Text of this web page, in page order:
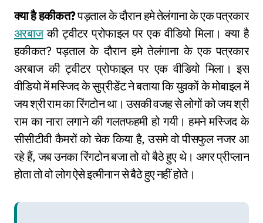
क्या है हकीकत?पड़ताल के दौरान हमे तेलंगाना के एक पत्रकार
अरबाजकी ट्वीटर प्रोफाइल पर एक वीडियो मिला। क्या है
हकीकत? पड़ताल के दौरान हमे तेलंगाना के एक पत्रकार
अरबाज की ट्वीटर प्रोफाइल पर एक वीडियो मिला। इस
वीडियो में मस्जिद के सुप्रीडेंट ने बताया कि युवकों के मोबाइल में
जय श्री राम का रिंगटोन था। उसकी वजह से लोगों को जय श्री
राम का नारा लगाने की गलतफहमी हो गयी। हमने मस्जिद के
सीसीटीवी कैमरों को चेक किया है, उसमे वो पीसफुल नजर आ
रहे हैं, जब उनका रिंगटोन बजा तो वो बैठे हुए थे। अगर प्रीप्लान
होता तो वो लोग ऐसे इत्मीनान से बैठे हुए नहीं होते।